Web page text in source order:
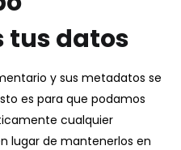
tus datos
y sus metadatos se
es para que podamos
cualquier
lugar de mantenerlos en